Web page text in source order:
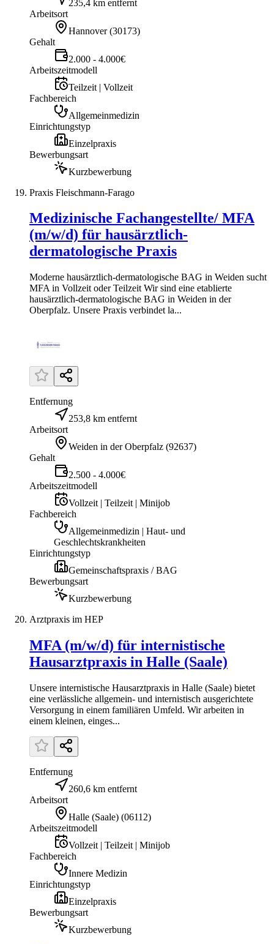
235,4 km entfernt
Arbeitsort
Hannover (30173)
Gehalt
2.000 - 4.000€
Arbeitszeitmodell
Teilzeit | Vollzeit
Fachbereich
Allgemeinmedizin
Einrichtungstyp
Einzelpraxis
Bewerbungsart
Kurzbewerbung
Praxis Fleischmann-Farago
Medizinische Fachangestellte/ MFA
(m/w/d) für hausärztlich-
dermatologische Praxis
Moderne hausärztlich-dermatologische BAG in Weiden sucht
MFA in Vollzeit oder Teilzeit Wir sind eine etablierte
hausärztlich-dermatologische BAG in Weiden in der
Oberpfalz. Unsere Praxis verbindet la...
Entfernung
253,8 km entfernt
Arbeitsort
Weiden in der Oberpfalz (92637)
Gehalt
2.500 - 4.000€
Arbeitszeitmodell
Vollzeit | Teilzeit | Minijob
Fachbereich
Allgemeinmedizin | Haut- und
Geschlechtskrankheiten
Einrichtungstyp
Gemeinschaftspraxis / BAG
Bewerbungsart
Kurzbewerbung
Arztpraxis im HEP
MFA (m/w/d) für internistische
Hausarztpraxis in Halle (Saale)
Unsere internistische Hausarztpraxis in Halle (Saale) bietet
eine verlässliche allgemein- und internistisch ausgerichtete
Versorgung in einem familiären Umfeld. Wir arbeiten in
einem kleinen, einges...
Entfernung
260,6 km entfernt
Arbeitsort
Halle (Saale) (06112)
Arbeitszeitmodell
Vollzeit | Teilzeit | Minijob
Fachbereich
Innere Medizin
Einrichtungstyp
Einzelpraxis
Bewerbungsart
Kurzbewerbung